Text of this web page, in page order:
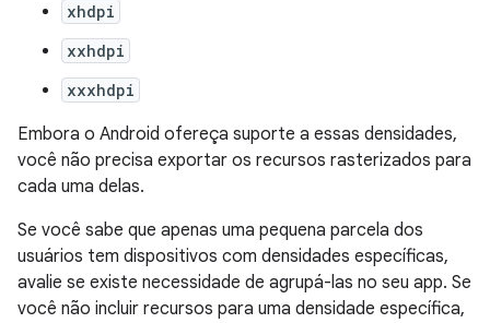
xhdpi
xxhdpi
xxxhdpi
Embora o Android ofereça suporte a essas densidades,
você não precisa exportar os recursos rasterizados para
cada uma delas.
Se você sabe que apenas uma pequena parcela dos
usuários tem dispositivos com densidades específicas,
avalie se existe necessidade de agrupá-las no seu app. Se
você não incluir recursos para uma densidade específica,